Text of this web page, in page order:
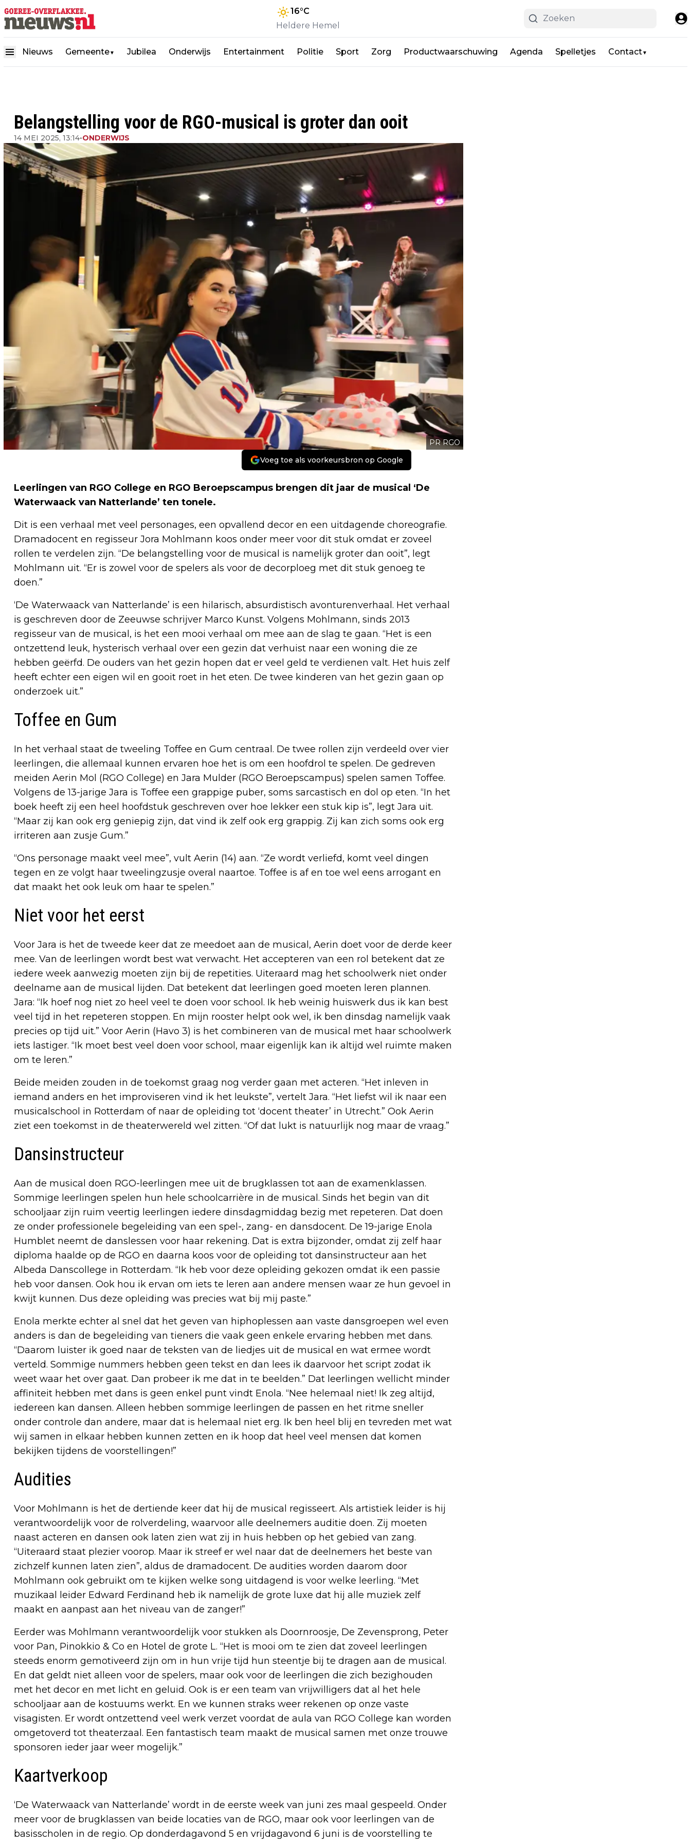
16°C
Heldere Hemel
Nieuws Gemeente▼ Jubilea Onderwijs Entertainment Politie Sport Zorg Productwaarschuwing Agenda Spelletjes Contact▼
Belangstelling voor de RGO-musical is groter dan ooit
14 MEI 2025, 13:14•ONDERWIJS
PR RGO
Voeg toe als voorkeursbron op Google
Leerlingen van RGO College en RGO Beroepscampus brengen dit jaar de musical ‘De
Waterwaack van Natterlande’ ten tonele.
Dit is een verhaal met veel personages, een opvallend decor en een uitdagende choreografie.
Dramadocent en regisseur Jora Mohlmann koos onder meer voor dit stuk omdat er zoveel
rollen te verdelen zijn. “De belangstelling voor de musical is namelijk groter dan ooit”, legt
Mohlmann uit. “Er is zowel voor de spelers als voor de decorploeg met dit stuk genoeg te
doen.”
‘De Waterwaack van Natterlande’ is een hilarisch, absurdistisch avonturenverhaal. Het verhaal
is geschreven door de Zeeuwse schrijver Marco Kunst. Volgens Mohlmann, sinds 2013
regisseur van de musical, is het een mooi verhaal om mee aan de slag te gaan. “Het is een
ontzettend leuk, hysterisch verhaal over een gezin dat verhuist naar een woning die ze
hebben geërfd. De ouders van het gezin hopen dat er veel geld te verdienen valt. Het huis zelf
heeft echter een eigen wil en gooit roet in het eten. De twee kinderen van het gezin gaan op
onderzoek uit.”
Toffee en Gum
In het verhaal staat de tweeling Toffee en Gum centraal. De twee rollen zijn verdeeld over vier
leerlingen, die allemaal kunnen ervaren hoe het is om een hoofdrol te spelen. De gedreven
meiden Aerin Mol (RGO College) en Jara Mulder (RGO Beroepscampus) spelen samen Toffee.
Volgens de 13-jarige Jara is Toffee een grappige puber, soms sarcastisch en dol op eten. “In het
boek heeft zij een heel hoofdstuk geschreven over hoe lekker een stuk kip is”, legt Jara uit.
“Maar zij kan ook erg geniepig zijn, dat vind ik zelf ook erg grappig. Zij kan zich soms ook erg
irriteren aan zusje Gum.”
“Ons personage maakt veel mee”, vult Aerin (14) aan. “Ze wordt verliefd, komt veel dingen
tegen en ze volgt haar tweelingzusje overal naartoe. Toffee is af en toe wel eens arrogant en
dat maakt het ook leuk om haar te spelen.”
Niet voor het eerst
Voor Jara is het de tweede keer dat ze meedoet aan de musical, Aerin doet voor de derde keer
mee. Van de leerlingen wordt best wat verwacht. Het accepteren van een rol betekent dat ze
iedere week aanwezig moeten zijn bij de repetities. Uiteraard mag het schoolwerk niet onder
deelname aan de musical lijden. Dat betekent dat leerlingen goed moeten leren plannen.
Jara: “Ik hoef nog niet zo heel veel te doen voor school. Ik heb weinig huiswerk dus ik kan best
veel tijd in het repeteren stoppen. En mijn rooster helpt ook wel, ik ben dinsdag namelijk vaak
precies op tijd uit.” Voor Aerin (Havo 3) is het combineren van de musical met haar schoolwerk
iets lastiger. “Ik moet best veel doen voor school, maar eigenlijk kan ik altijd wel ruimte maken
om te leren.”
Beide meiden zouden in de toekomst graag nog verder gaan met acteren. “Het inleven in
iemand anders en het improviseren vind ik het leukste”, vertelt Jara. “Het liefst wil ik naar een
musicalschool in Rotterdam of naar de opleiding tot ‘docent theater’ in Utrecht.” Ook Aerin
ziet een toekomst in de theaterwereld wel zitten. “Of dat lukt is natuurlijk nog maar de vraag.”
Dansinstructeur
Aan de musical doen RGO-leerlingen mee uit de brugklassen tot aan de examenklassen.
Sommige leerlingen spelen hun hele schoolcarrière in de musical. Sinds het begin van dit
schooljaar zijn ruim veertig leerlingen iedere dinsdagmiddag bezig met repeteren. Dat doen
ze onder professionele begeleiding van een spel-, zang- en dansdocent. De 19-jarige Enola
Humblet neemt de danslessen voor haar rekening. Dat is extra bijzonder, omdat zij zelf haar
diploma haalde op de RGO en daarna koos voor de opleiding tot dansinstructeur aan het
Albeda Danscollege in Rotterdam. “Ik heb voor deze opleiding gekozen omdat ik een passie
heb voor dansen. Ook hou ik ervan om iets te leren aan andere mensen waar ze hun gevoel in
kwijt kunnen. Dus deze opleiding was precies wat bij mij paste.”
Enola merkte echter al snel dat het geven van hiphoplessen aan vaste dansgroepen wel even
anders is dan de begeleiding van tieners die vaak geen enkele ervaring hebben met dans.
“Daarom luister ik goed naar de teksten van de liedjes uit de musical en wat ermee wordt
verteld. Sommige nummers hebben geen tekst en dan lees ik daarvoor het script zodat ik
weet waar het over gaat. Dan probeer ik me dat in te beelden.” Dat leerlingen wellicht minder
affiniteit hebben met dans is geen enkel punt vindt Enola. “Nee helemaal niet! Ik zeg altijd,
iedereen kan dansen. Alleen hebben sommige leerlingen de passen en het ritme sneller
onder controle dan andere, maar dat is helemaal niet erg. Ik ben heel blij en tevreden met wat
wij samen in elkaar hebben kunnen zetten en ik hoop dat heel veel mensen dat komen
bekijken tijdens de voorstellingen!”
Audities
Voor Mohlmann is het de dertiende keer dat hij de musical regisseert. Als artistiek leider is hij
verantwoordelijk voor de rolverdeling, waarvoor alle deelnemers auditie doen. Zij moeten
naast acteren en dansen ook laten zien wat zij in huis hebben op het gebied van zang.
“Uiteraard staat plezier voorop. Maar ik streef er wel naar dat de deelnemers het beste van
zichzelf kunnen laten zien”, aldus de dramadocent. De audities worden daarom door
Mohlmann ook gebruikt om te kijken welke song uitdagend is voor welke leerling. “Met
muzikaal leider Edward Ferdinand heb ik namelijk de grote luxe dat hij alle muziek zelf
maakt en aanpast aan het niveau van de zanger!”
Eerder was Mohlmann verantwoordelijk voor stukken als Doornroosje, De Zevensprong, Peter
voor Pan, Pinokkio & Co en Hotel de grote L. “Het is mooi om te zien dat zoveel leerlingen
steeds enorm gemotiveerd zijn om in hun vrije tijd hun steentje bij te dragen aan de musical.
En dat geldt niet alleen voor de spelers, maar ook voor de leerlingen die zich bezighouden
met het decor en met licht en geluid. Ook is er een team van vrijwilligers dat al het hele
schooljaar aan de kostuums werkt. En we kunnen straks weer rekenen op onze vaste
visagisten. Er wordt ontzettend veel werk verzet voordat de aula van RGO College kan worden
omgetoverd tot theaterzaal. Een fantastisch team maakt de musical samen met onze trouwe
sponsoren ieder jaar weer mogelijk.”
Kaartverkoop
‘De Waterwaack van Natterlande’ wordt in de eerste week van juni zes maal gespeeld. Onder
meer voor de brugklassen van beide locaties van de RGO, maar ook voor leerlingen van de
basisscholen in de regio. Op donderdagavond 5 en vrijdagavond 6 juni is de voorstelling te